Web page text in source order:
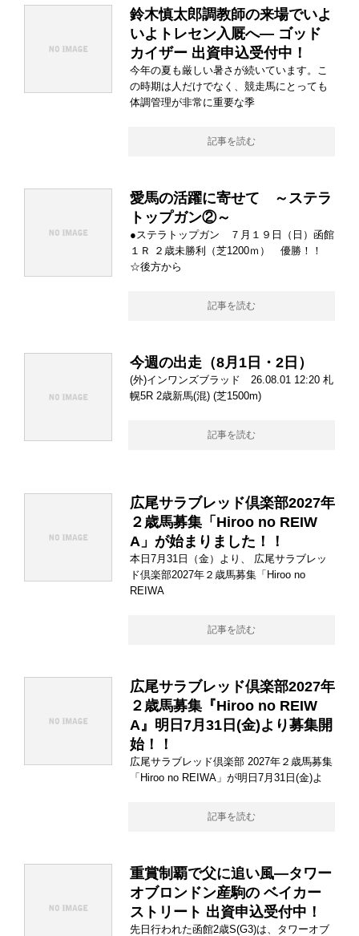
鈴木慎太郎調教師の来場でいよ
いよトレセン入厩へ― ゴッド
カイザー 出資申込受付中！
今年の夏も厳しい暑さが続いています。こ
の時期は人だけでなく、競走馬にとっても
体調管理が非常に重要な季
記事を読む
愛馬の活躍に寄せて ～ステラ
トップガン②～
●ステラトップガン ７月１９日（日）函館
１Ｒ ２歳未勝利（芝1200ｍ） 優勝！！
☆後方から
記事を読む
今週の出走（8月1日・2日）
(外)インワンズブラッド 26.08.01 12:20 札
幌5R 2歳新馬(混) (芝1500m)
記事を読む
広尾サラブレッド倶楽部2027年
２歳馬募集「Hiroo no REIW
A」が始まりました！！
本日7月31日（金）より、 広尾サラブレッ
ド倶楽部2027年２歳馬募集「Hiroo no
REIWA
記事を読む
広尾サラブレッド倶楽部2027年
２歳馬募集『Hiroo no REIW
A』明日7月31日(金)より募集開
始！！
広尾サラブレッド倶楽部 2027年２歳馬募集
「Hiroo no REIWA」が明日7月31日(金)よ
記事を読む
重賞制覇で父に追い風―タワー
オブロンドン産駒の ベイカー
ストリート 出資申込受付中！
先日行われた函館2歳S(G3)は、タワーオブ